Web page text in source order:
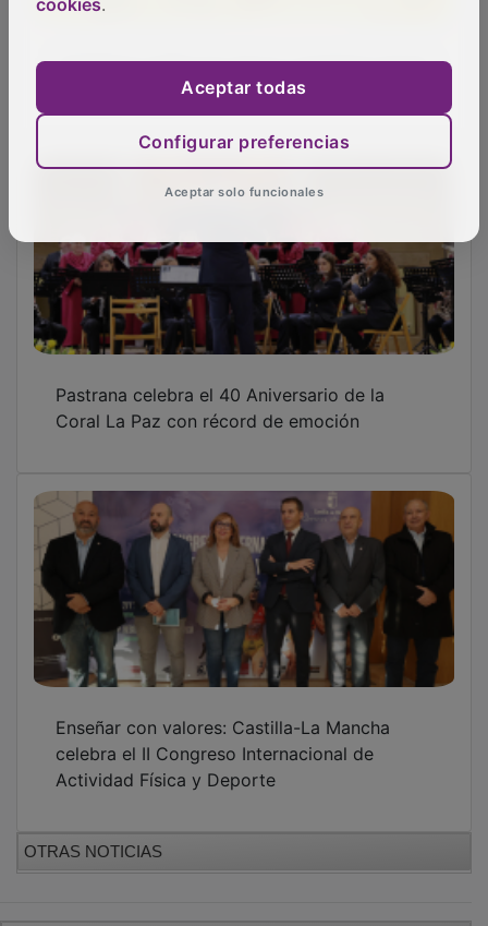
Ferias y Fiestas 2026
Coral La Paz con récord de emoción
celebra el II Congreso Internacional de
Actividad Física y Deporte
cookies.
Aceptar todas
Configurar preferencias
Aceptar solo funcionales